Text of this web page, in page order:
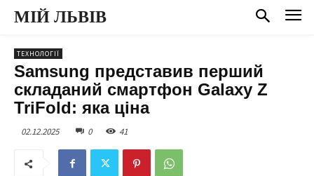
МІЙ ЛЬВІВ
ТЕХНОЛОГІЇ
Samsung представив перший
складаний смартфон Galaxy Z
TriFold: яка ціна
02.12.2025 0 41